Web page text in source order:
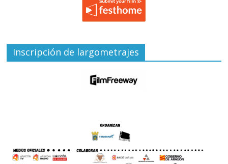
Inscripción de largometrajes